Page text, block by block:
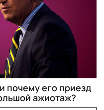
почему его приезд
ажиотаж?